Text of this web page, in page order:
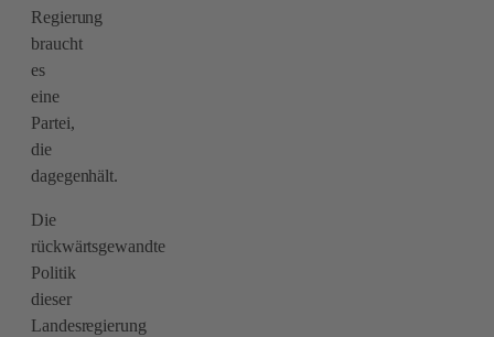
Regierung
braucht
es
eine
Partei,
die
dagegenhält.
Die
rückwärtsgewandte
Politik
dieser
Landesregierung